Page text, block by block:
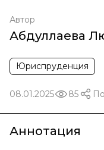
Автор
Абдуллаева
Юриспруденция
08.01.2025 85
Аннотация